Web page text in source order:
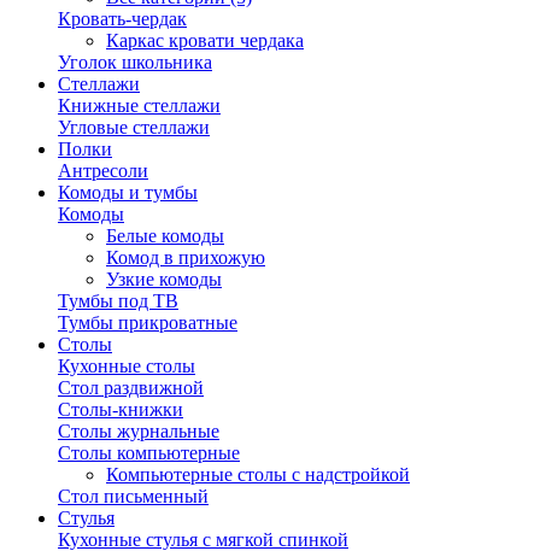
Кровать-чердак
Каркас кровати чердака
Уголок школьника
Стеллажи
Книжные стеллажи
Угловые стеллажи
Полки
Антресоли
Комоды и тумбы
Комоды
Белые комоды
Комод в прихожую
Узкие комоды
Тумбы под ТВ
Тумбы прикроватные
Столы
Кухонные столы
Стол раздвижной
Столы-книжки
Столы журнальные
Столы компьютерные
Компьютерные столы с надстройкой
Стол письменный
Стулья
Кухонные стулья с мягкой спинкой